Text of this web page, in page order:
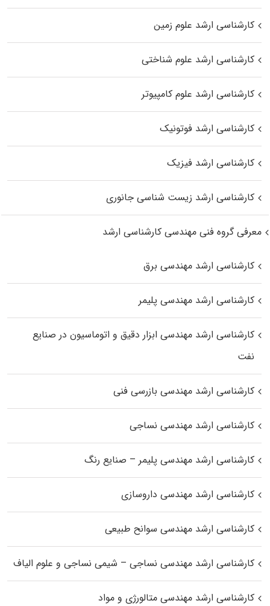
کارشناسی ارشد علوم زمین
کارشناسی ارشد علوم شناختی
کارشناسی ارشد علوم کامپیوتر
کارشناسی ارشد فوتونیک
کارشناسی ارشد فیزیک
کارشناسی ارشد زیست‌ شناسی جانوری
معرفی گروه فنی مهندسی کارشناسی ارشد
کارشناسی ارشد مهندسی برق
کارشناسی ارشد مهندسی پلیمر
کارشناسی ارشد مهندسی ابزار دقیق و اتوماسیون در صنایع
نفت
کارشناسی ارشد مهندسی بازرسی فنی
کارشناسی ارشد مهندسی نساجی
کارشناسی ارشد مهندسی پلیمر – صنایع رنگ
کارشناسی ارشد مهندسی داروسازی
کارشناسی ارشد مهندسی سوانح طبیعی
کارشناسی ارشد مهندسی نساجی – شیمی نساجی و علوم الیاف
کارشناسی ارشد مهندسی متالورژی و مواد